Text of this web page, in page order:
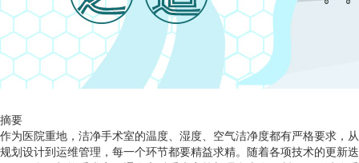
摘要
作为医院重地，洁净手术室的温度、湿度、空气洁净度都有严格要求，从
规划设计到运维管理，每一个环节都要精益求精。随着各项技术的更新迭